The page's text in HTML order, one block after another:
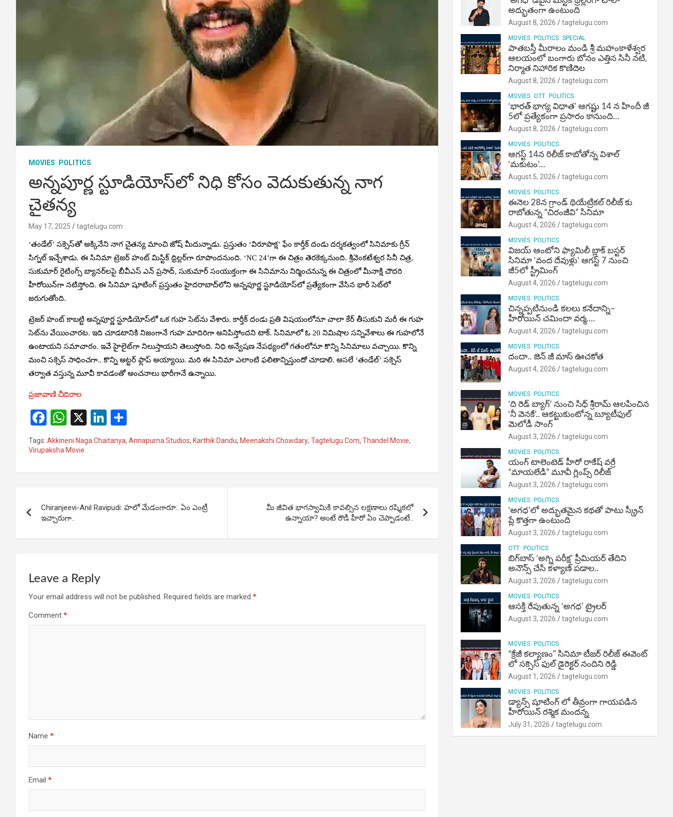
MOVIES POLITICS
అన్నపూర్ణ స్టూడియోస్‌లో నిధి కోసం వెదుకుతున్న నాగ
చైతన్య
May 17, 2025 tagtelugu.com
‘తండేల్’ సక్సెస్‌తో అక్కినేని నాగ చైతన్య మాంచి జోష్ మీదున్నాడు. ప్రస్తుతం ‘విరూపాక్ష’ ఫేం కార్తీక్ దండు దర్శకత్వంలో సినిమాకు గ్రీన్
సిగ్నల్ ఇచ్చేశాడు. ఈ సినిమా ట్రెజర్ హంట్ మిస్టిక్ థ్రిల్లర్‌గా రూపొందనుంది. ‘NC 24’గా ఈ చిత్రం తెరకెక్కనుంది. శ్రీ‌వెంక‌టేశ్వ‌ర సినీ చిత్ర‌,
సుకుమార్ రైటింగ్స్ బ్యాన‌ర్‌ల‌పై బీవీఎస్ ఎన్‌ ప్ర‌సాద్, సుకుమార్ సంయుక్తంగా ఈ సినిమాను నిర్మించనున్న ఈ చిత్రంలో మీనాక్షి చౌదరి
హీరోయిన్‌గా నటిస్తోంది. ఈ సినిమా షూటింగ్ ప్రస్తుతం హైదరాబాద్‌లోని అన్నపూర్ణ స్టూడియోస్‌లో ప్రత్యేకంగా వేసిన భారీ సెట్‌లో
జరుగుతోంది.
ట్రెజర్ హంట్ కాబట్టి అన్నపూర్ణ స్టూడియోస్‌లో ఒక గుహ సెట్‌ను వేశారు. కార్తీక్ దండు ప్రతి విషయంలోనూ చాలా కేర్ తీసుకుని మరీ ఈ గుహ
సెట్‌ను వేయించారట. ఇది చూడటానికి నిజంగానే గుహ మాదిరిగా అనిపిస్తోందని టాక్. సినిమాలో ఓ 20 నిమిషాల సన్నివేశాలు ఈ గుహలోనే
ఉంటాయని సమాచారం. ఇవే హైలైట్‌గా నిలుస్తాయని తెలుస్తోంది. నిధి అన్వేషణ నేపథ్యంలో గతంలోనూ కొన్ని సినిమాలు వచ్చాయి. కొన్ని
మంచి సక్సెస్ సాధించగా.. కొన్ని అట్టర్ ఫ్లాప్ అయ్యాయి. మరి ఈ సినిమా ఎలాంటి ఫలితాన్నిస్తుందో చూడాలి. అసలే ‘తండేల్’ సక్సెస్
తర్వాత వస్తున్న మూవీ కావడంతో అంచనాలు భారీగానే ఉన్నాయి.
ప్రజావాణి చీదిరాల
F
a
ce
k
W
h
at
p
X
Li
n
ke
h
ar
Tags: Akkineni Naga Chaitanya, Annapurna Studios, Karthik Dandu, Meenakshi Chowdary, Tagtelugu.Com, Thandel Movie,
Virupaksha Movie
navigation
Chiranjeevi-Anil Ravipudi: హలో మేడంగారూ.. ఏం ఎంట్రీ
ఇచ్చారుగా..
మీ జీవిత భాగస్వామికి కావల్సిన లక్షణాలు రష్మికలో
ఉన్నాయా? అంటే రౌడీ హీరో ఏం చెప్పాడంటే..
Leave a Reply
Your email address will not be published. Required fields are marked *
Comment *
Name *
Email *
అద్భుతంగా ఉంటుంది
August 8, 2026 tagtelugu.com
MOVIES POLITICS SPECIAL
పాతబస్తీ మీరాలం మండి శ్రీ మహంకాళేశ్వర
ఆలయంలో బంగారు బోనం ఎత్తిన సినీ నటి,
నిర్మాత నిహారిక కొణిదెల
August 8, 2026 tagtelugu.com
MOVIES OTT POLITICS
‘భారత్ భాగ్య విధాత’ ఆగష్టు 14 న హిందీ జీ
5లో ప్రత్యేకంగా ప్రసారం కానుంది…
August 8, 2026 tagtelugu.com
MOVIES POLITICS
ఆగస్ట్ 14న రిలీజ్ కాబోతోన్న విశాల్
‘మకుటం’…
August 5, 2026 tagtelugu.com
MOVIES POLITICS
ఈనెల 28న గ్రాండ్ థియేట్రికల్ రిలీజ్ కు
రాబోతున్న “చిరంజీవి” సినిమా
August 4, 2026 tagtelugu.com
MOVIES POLITICS
విజ‌య్ ఆంటోని ఫ్యామిలీ బ్లాక్ బ‌స్ట‌ర్‌
సినిమా ‘వంద దేవుళ్లు’ ఆగస్ట్ 7 నుంచి
జీ5లో స్ట్రీమింగ్
August 4, 2026 tagtelugu.com
MOVIES POLITICS
చిన్నప్పటినుండి కలలు కనేదాన్ని–
హీరోయిన్‌ చమిందా వర్మ….
August 4, 2026 tagtelugu.com
MOVIES POLITICS
దందా.. జెన్ జీ మాస్ ఊచకోత
August 4, 2026 tagtelugu.com
MOVIES POLITICS
‘ది రెడ్ బ్యాగ్’ నుంచి సిధ్ శ్రీరామ్ ఆలపించిన
‘నీ వెనకే’.. ఆకట్టుకుంటోన్న బ్యూటీఫుల్
మెలోడీ సాంగ్
August 3, 2026 tagtelugu.com
MOVIES POLITICS
యంగ్ టాలెంటెడ్ హీరో రాకేష్ వర్రే
“మాయలేడి” మూవీ గ్లింప్స్ రిలీజ్
August 3, 2026 tagtelugu.com
MOVIES POLITICS
‘అగధ’లో అద్భుతమైన కథతో పాటు స్క్రీన్
ప్లే కొత్తగా ఉంటుంది
August 3, 2026 tagtelugu.com
OTT POLITICS
బిగ్‌బాస్ ‘అగ్ని ప‌రీక్ష‌’ ప్రీమియర్ తేదిని
అనౌన్స్ చేసి కళ్యాణ్ పడాల..
August 3, 2026 tagtelugu.com
MOVIES POLITICS
ఆసక్తి రేపుతున్న ‘అగధ’ ట్రైలర్
August 3, 2026 tagtelugu.com
MOVIES POLITICS
“క్రేజీ కల్యాణం” సినిమా టీజర్ రిలీజ్ ఈవెంట్
లో సక్సెస్ ఫుల్ డైరెక్టర్ నందిని రెడ్డి
August 1, 2026 tagtelugu.com
MOVIES POLITICS
డ్యాన్స్ షూటింగ్ లో తీవ్రంగా గాయపడిన
హీరోయిన్ రశ్మిక మందన్న
July 31, 2026 tagtelugu.com